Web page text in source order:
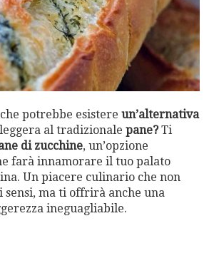
potrebbe esistere un’alternativa
al tradizionale pane?Ti
di zucchine, un’opzione
farà innamorare il tuo palato
Un piacere culinario che non
sensi, ma ti offrirà anche una
ineguagliabile.